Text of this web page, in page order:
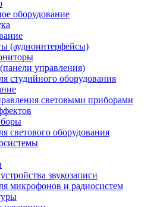
оборудование
(аудиоинтерфейсы)
управления)
студийного оборудования
световыми приборами
светового оборудования
звукозаписи
микрофонов и радиосистем